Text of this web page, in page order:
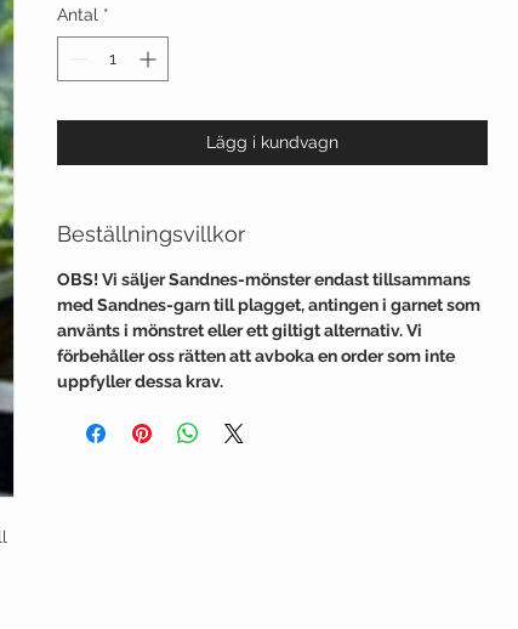
Antal *
Lägg i kundvagn
Beställningsvillkor
OBS! Vi säljer Sandnes-mönster endast tillsammans
med Sandnes-garn till plagget, antingen i garnet som
använts i mönstret eller ett giltigt alternativ. Vi
förbehåller oss rätten att avboka en order som inte
uppfyller dessa krav.